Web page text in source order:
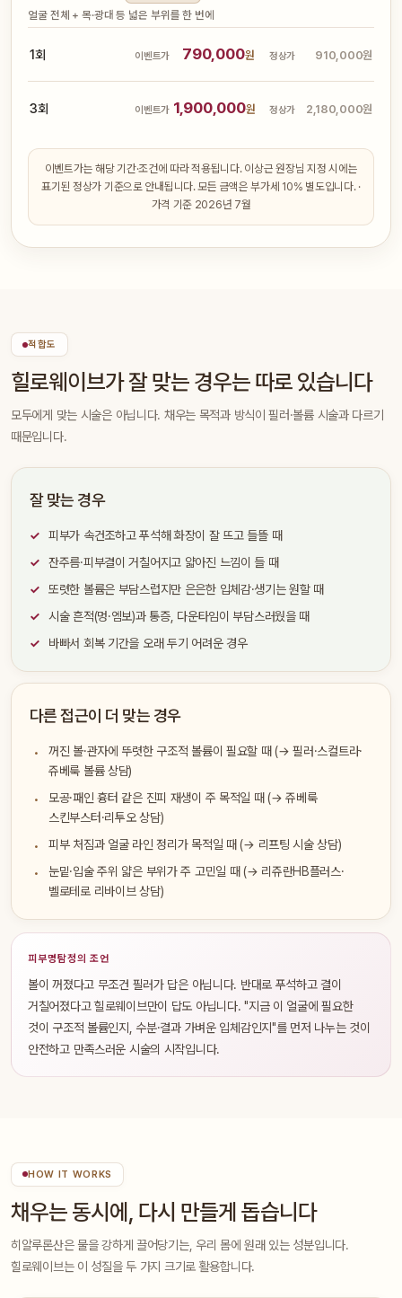
얼굴 전체 + 목·광대 등 넓은 부위를 한 번에
1회 이벤트가 790,000원 정상가 910,000원
3회 이벤트가 1,900,000원 정상가 2,180,000원
이벤트가는 해당 기간·조건에 따라 적용됩니다. 이상근 원장님 지정 시에는
표기된 정상가 기준으로 안내됩니다. 모든 금액은 부가세 10% 별도입니다. ·
가격 기준 2026년 7월
적합도
힐로웨이브가 잘 맞는 경우는 따로 있습니다
모두에게 맞는 시술은 아닙니다. 채우는 목적과 방식이 필러·볼륨 시술과 다르기
때문입니다.
잘 맞는 경우
피부가 속건조하고 푸석해 화장이 잘 뜨고 들뜰 때
잔주름·피부결이 거칠어지고 얇아진 느낌이 들 때
또렷한 볼륨은 부담스럽지만 은은한 입체감·생기는 원할 때
시술 흔적(멍·엠보)과 통증, 다운타임이 부담스러웠을 때
바빠서 회복 기간을 오래 두기 어려운 경우
다른 접근이 더 맞는 경우
꺼진 볼·관자에 뚜렷한 구조적 볼륨이 필요할 때 (→ 필러·스컬트라·
쥬베룩 볼륨 상담)
모공·패인 흉터 같은 진피 재생이 주 목적일 때 (→ 쥬베룩
스킨부스터·리투오 상담)
피부 처짐과 얼굴 라인 정리가 목적일 때 (→ 리프팅 시술 상담)
눈밑·입술 주위 얇은 부위가 주 고민일 때 (→ 리쥬란HB플러스·
벨로테로 리바이브 상담)
피부명탐정의 조언
볼이 꺼졌다고 무조건 필러가 답은 아닙니다. 반대로 푸석하고 결이
거칠어졌다고 힐로웨이브만이 답도 아닙니다. "지금 이 얼굴에 필요한
것이 구조적 볼륨인지, 수분·결과 가벼운 입체감인지"를 먼저 나누는 것이
안전하고 만족스러운 시술의 시작입니다.
HOW IT WORKS
채우는 동시에, 다시 만들게 돕습니다
히알루론산은 물을 강하게 끌어당기는, 우리 몸에 원래 있는 성분입니다.
힐로웨이브는 이 성질을 두 가지 크기로 활용합니다.